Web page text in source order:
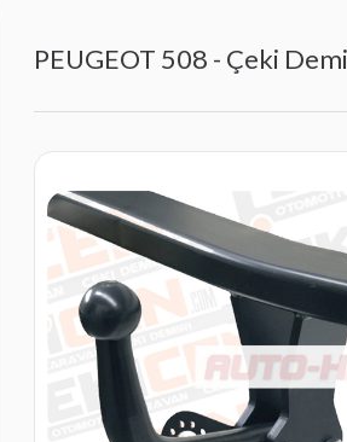
PEUGEOT 508 - Çeki